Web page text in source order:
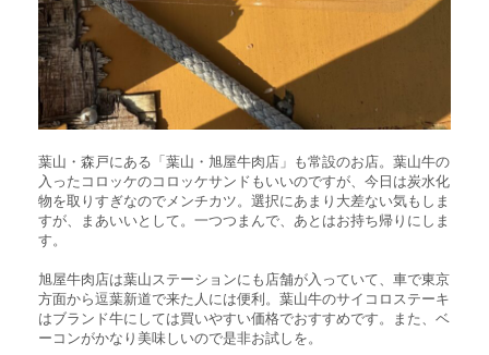
葉山・森戸にある「葉山・旭屋牛肉店」も常設のお店。葉山牛の
入ったコロッケのコロッケサンドもいいのですが、今日は炭水化
物を取りすぎなのでメンチカツ。選択にあまり大差ない気もしま
すが、まあいいとして。一つつまんで、あとはお持ち帰りにしま
す。
旭屋牛肉店は葉山ステーションにも店舗が入っていて、車で東京
方面から逗葉新道で来た人には便利。葉山牛のサイコロステーキ
はブランド牛にしては買いやすい価格でおすすめです。また、ベ
ーコンがかなり美味しいので是非お試しを。